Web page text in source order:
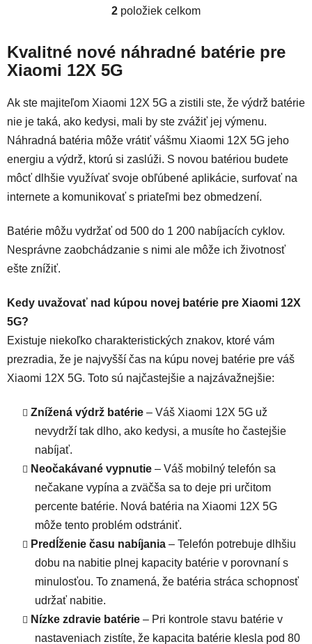
Ovládacie prvky výpisu
2 položiek celkom
Kvalitné nové náhradné batérie pre
Xiaomi 12X 5G
Ak ste majiteľom Xiaomi 12X 5G a zistili ste, že výdrž batérie
nie je taká, ako kedysi, mali by ste zvážiť jej výmenu.
Náhradná batéria môže vrátiť vášmu Xiaomi 12X 5G jeho
energiu a výdrž, ktorú si zaslúži. S novou batériou budete
môcť dlhšie využívať svoje obľúbené aplikácie, surfovať na
internete a komunikovať s priateľmi bez obmedzení.
Batérie môžu vydržať od 500 do 1 200 nabíjacích cyklov.
Nesprávne zaobchádzanie s nimi ale môže ich životnosť
ešte znížiť.
Kedy uvažovať nad kúpou novej batérie pre Xiaomi 12X
5G?
Existuje niekoľko charakteristických znakov, ktoré vám
prezradia, že je najvyšší čas na kúpu novej batérie pre váš
Xiaomi 12X 5G. Toto sú najčastejšie a najzávažnejšie:
Znížená výdrž batérie – Váš Xiaomi 12X 5G už
nevydrží tak dlho, ako kedysi, a musíte ho častejšie
nabíjať.
Neočakávané vypnutie – Váš mobilný telefón sa
nečakane vypína a zväčša sa to deje pri určitom
percente batérie. Nová batéria na Xiaomi 12X 5G
môže tento problém odstrániť.
Predĺženie času nabíjania – Telefón potrebuje dlhšiu
dobu na nabitie plnej kapacity batérie v porovnaní s
minulosťou. To znamená, že batéria stráca schopnosť
udržať nabitie.
Nízke zdravie batérie – Pri kontrole stavu batérie v
nastaveniach zistíte, že kapacita batérie klesla pod 80